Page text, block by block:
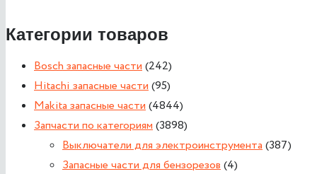
Категории товаров
Bosch запасные части (242)
Hitachi запасные части (95)
Makita запасные части (4844)
Запчасти по категориям (3898)
Выключатели для электроинструмента (387)
Запасные части для бензорезов (4)